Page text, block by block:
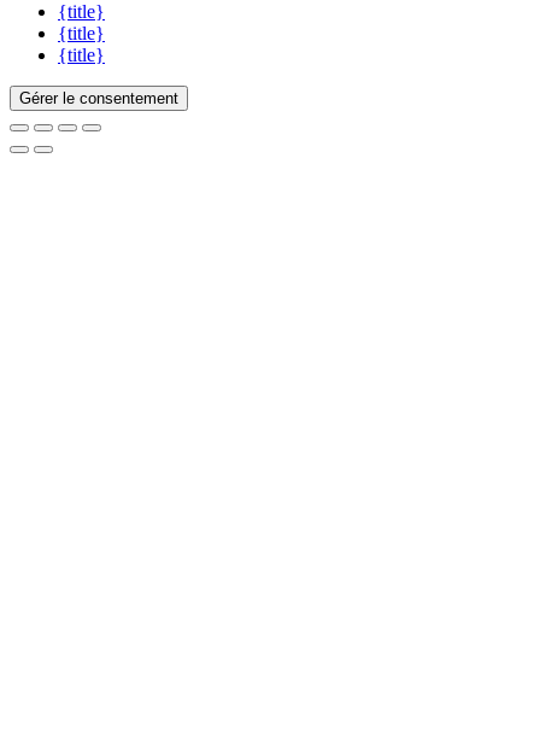
{title}
{title}
{title}
Gérer le consentement